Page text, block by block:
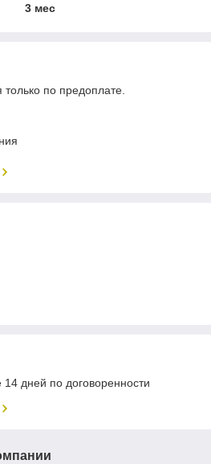
3 мес
только по предоплате.
14 дней по договоренности